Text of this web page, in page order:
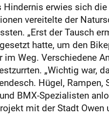
erwies sich
vereitelte der
„Erst der Tausch
hatte, um den
im Weg. Verschiedene
„Wichtig war,
Hügel,
BMX-Spezialisten
mit der Stadt Owen